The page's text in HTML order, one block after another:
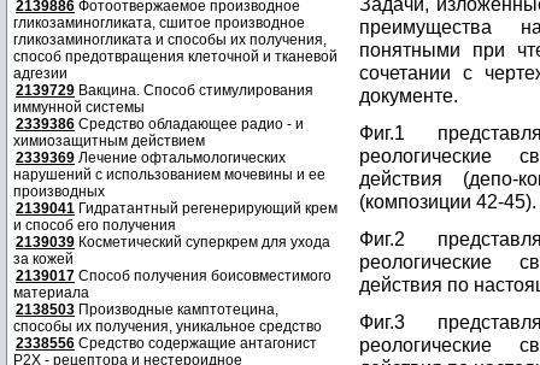
2139886 Фотоотвержаемое производное
гликозаминогликата, сшитое производное
гликозаминогликата и способы их получения,
способ предотвращения клеточной и тканевой
адгезии
2139729 Вакцина. Способ стимулирования
иммунной системы
2339386 Средство обладающее радио - и
химиозащитным действием
2339369 Лечение офтальмологических
нарушений с использованием мочевины и ее
производных
2139041 Гидратантный регенерирующий крем
и способ его получения
2139039 Косметический суперкрем для ухода
за кожей
2139017 Способ получения боисовместимого
материала
2138503 Производные камптотецина,
способы их получения, уникальное средство
2338556 Средство содержащие антагонист
Р2Х - рецептора и нестероидное
преимущества
понятными при
сочетании с
документе.
Фиг.1
реологические
действия (депо-
(композиции 42-45).
Фиг.2
реологические
действия по
Фиг.3
реологические